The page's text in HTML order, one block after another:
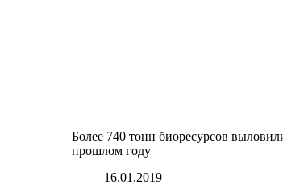
Более 740 тонн биоресурсов
прошлом году
16.01.2019